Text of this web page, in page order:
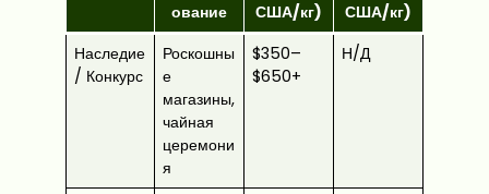
ование
США/кг)
США/кг)
Наследие
/ Конкурс
Роскошны
е
магазины,
чайная
церемони
я
$350–
$650+
Н/Д